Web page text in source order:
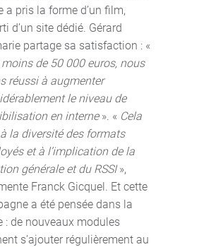
a pris la forme d’un film,
d’un site dédié. Gérard
partage sa satisfaction : «
de 50 000 euros, nous
réussi à augmenter
le niveau de
en interne». « Cela
la diversité des formats
et à l’implication de la
générale et du RSSI»,
Franck Gicquel. Et cette
a été pensée dans la
: de nouveaux modules
s’ajouter régulièrement au